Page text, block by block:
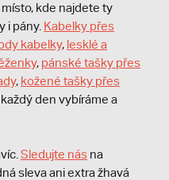
kde najdete ty
i pány. Kabelky přes
kabelky, lesklé a
, pánské tašky přes
, kožené tašky přes
den vybíráme a
Sledujte nás na
sleva ani extra žhavá